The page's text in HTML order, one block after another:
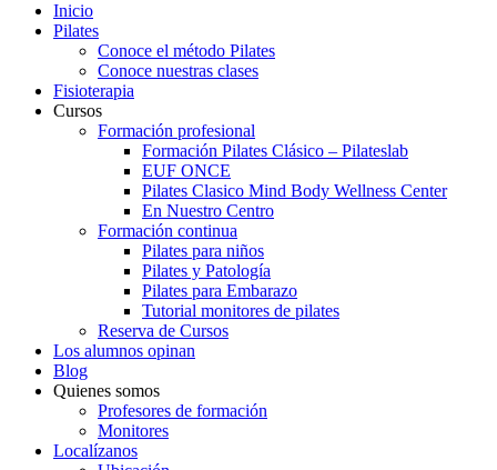
Inicio
Pilates
Conoce el método Pilates
Conoce nuestras clases
Fisioterapia
Cursos
Formación profesional
Formación Pilates Clásico – Pilateslab
EUF ONCE
Pilates Clasico Mind Body Wellness Center
En Nuestro Centro
Formación continua
Pilates para niños
Pilates y Patología
Pilates para Embarazo
Tutorial monitores de pilates
Reserva de Cursos
Los alumnos opinan
Blog
Quienes somos
Profesores de formación
Monitores
Localízanos